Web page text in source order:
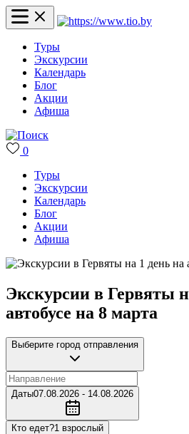
Туры
Экскурсии
Календарь
Блог
Акции
Афиша
0
Туры
Экскурсии
Календарь
Блог
Акции
Афиша
Экскурсии в Гервяты
автобусе на 8 марта
Выберите город отправления
Даты07.08.2026 - 14.08.2026
Кто едет?1 взрослый